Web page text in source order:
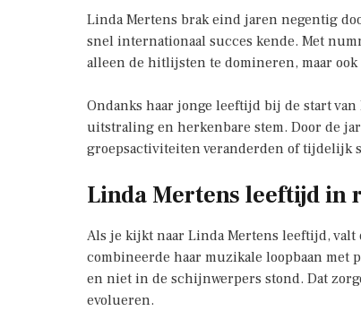
Linda Mertens brak eind jaren negentig
snel internationaal succes kende. Met
alleen de hitlijsten te domineren, maar ook
Ondanks haar jonge leeftijd bij de start
uitstraling en herkenbare stem. Door de
groepsactiviteiten veranderden of tijdelijk
Linda Mertens leeftijd in
Als je kijkt naar Linda Mertens leeftijd,
combineerde haar muzikale loopbaan met
en niet in de schijnwerpers stond. Dat
evolueren.